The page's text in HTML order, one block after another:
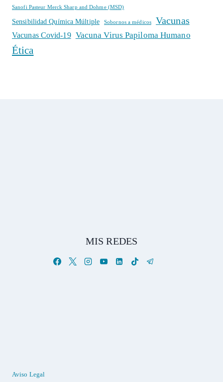
Sanofi Pasteur Merck Sharp and Dohme (MSD)
Sensibilidad Química Múltiple Sobornos a médicos Vacunas
Vacunas Covid-19 Vacuna Virus Papiloma Humano
Ética
MIS REDES
Aviso Legal